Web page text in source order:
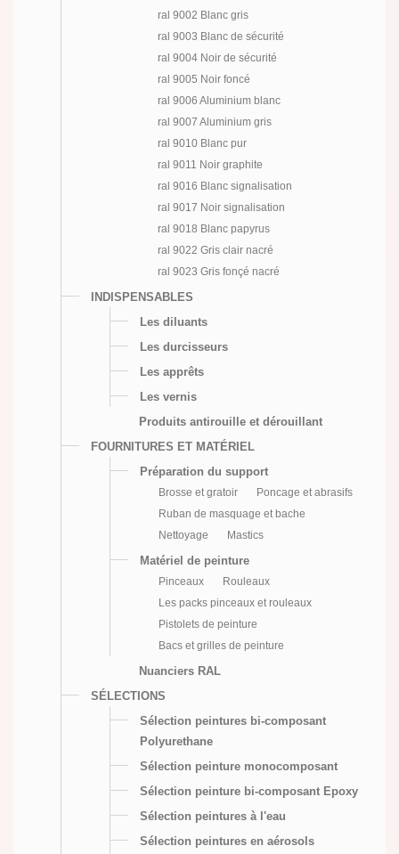
ral 9002 Blanc gris
ral 9003 Blanc de sécurité
ral 9004 Noir de sécurité
ral 9005 Noir foncé
ral 9006 Aluminium blanc
ral 9007 Aluminium gris
ral 9010 Blanc pur
ral 9011 Noir graphite
ral 9016 Blanc signalisation
ral 9017 Noir signalisation
ral 9018 Blanc papyrus
ral 9022 Gris clair nacré
ral 9023 Gris fonçé nacré
INDISPENSABLES
Les diluants
Les durcisseurs
Les apprêts
Les vernis
Produits antirouille et dérouillant
FOURNITURES ET MATÉRIEL
Préparation du support
Brosse et gratoir
Poncage et abrasifs
Ruban de masquage et bache
Nettoyage
Mastics
Matériel de peinture
Pinceaux
Rouleaux
Les packs pinceaux et rouleaux
Pistolets de peinture
Bacs et grilles de peinture
Nuanciers RAL
SÉLECTIONS
Sélection peintures bi-composant
Polyurethane
Sélection peinture monocomposant
Sélection peinture bi-composant Epoxy
Sélection peintures à l'eau
Sélection peintures en aérosols